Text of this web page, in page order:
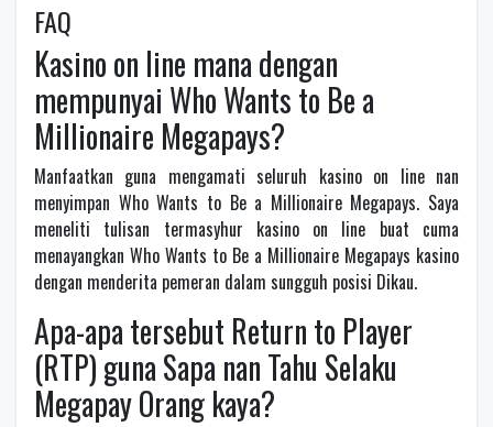
FAQ
Kasino on line mana dengan
mempunyai Who Wants to Be a
Millionaire Megapays?
Manfaatkan guna mengamati seluruh kasino on line nan
menyimpan Who Wants to Be a Millionaire Megapays. Saya
meneliti tulisan termasyhur kasino on line buat cuma
menayangkan Who Wants to Be a Millionaire Megapays kasino
dengan menderita pemeran dalam sungguh posisi Dikau.
Apa-apa tersebut Return to Player
(RTP) guna Sapa nan Tahu Selaku
Megapay Orang kaya?